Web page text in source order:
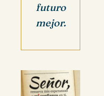
futuro
mejor.